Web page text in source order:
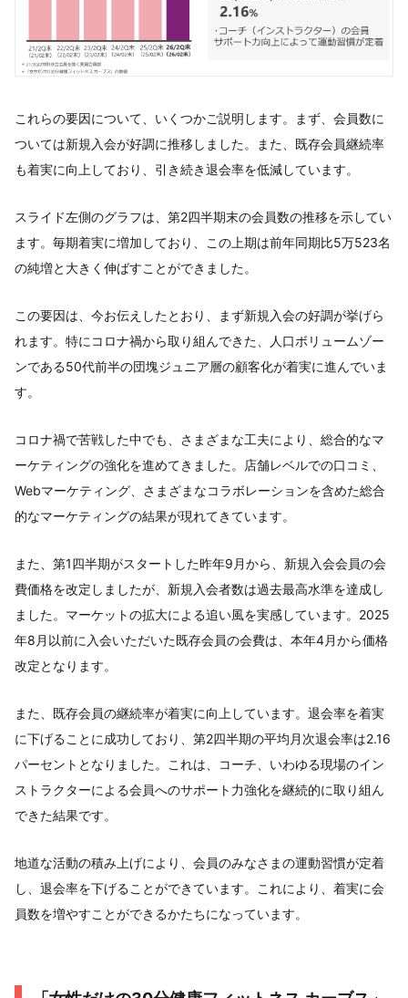
これらの要因について、いくつかご説明します。まず、会員数に
ついては新規入会が好調に推移しました。また、既存会員継続率
も着実に向上しており、引き続き退会率を低減しています。
スライド左側のグラフは、第2四半期末の会員数の推移を示してい
ます。毎期着実に増加しており、この上期は前年同期比5万523名
の純増と大きく伸ばすことができました。
この要因は、今お伝えしたとおり、まず新規入会の好調が挙げら
れます。特にコロナ禍から取り組んできた、人口ボリュームゾー
ンである50代前半の団塊ジュニア層の顧客化が着実に進んでいま
す。
コロナ禍で苦戦した中でも、さまざまな工夫により、総合的なマ
ーケティングの強化を進めてきました。店舗レベルでの口コミ、
Webマーケティング、さまざまなコラボレーションを含めた総合
的なマーケティングの結果が現れてきています。
また、第1四半期がスタートした昨年9月から、新規入会会員の会
費価格を改定しましたが、新規入会者数は過去最高水準を達成し
ました。マーケットの拡大による追い風を実感しています。2025
年8月以前に入会いただいた既存会員の会費は、本年4月から価格
改定となります。
また、既存会員の継続率が着実に向上しています。退会率を着実
に下げることに成功しており、第2四半期の平均月次退会率は2.16
パーセントとなりました。これは、コーチ、いわゆる現場のイン
ストラクターによる会員へのサポート力強化を継続的に取り組ん
できた結果です。
地道な活動の積み上げにより、会員のみなさまの運動習慣が定着
し、退会率を下げることができています。これにより、着実に会
員数を増やすことができるかたちになっています。